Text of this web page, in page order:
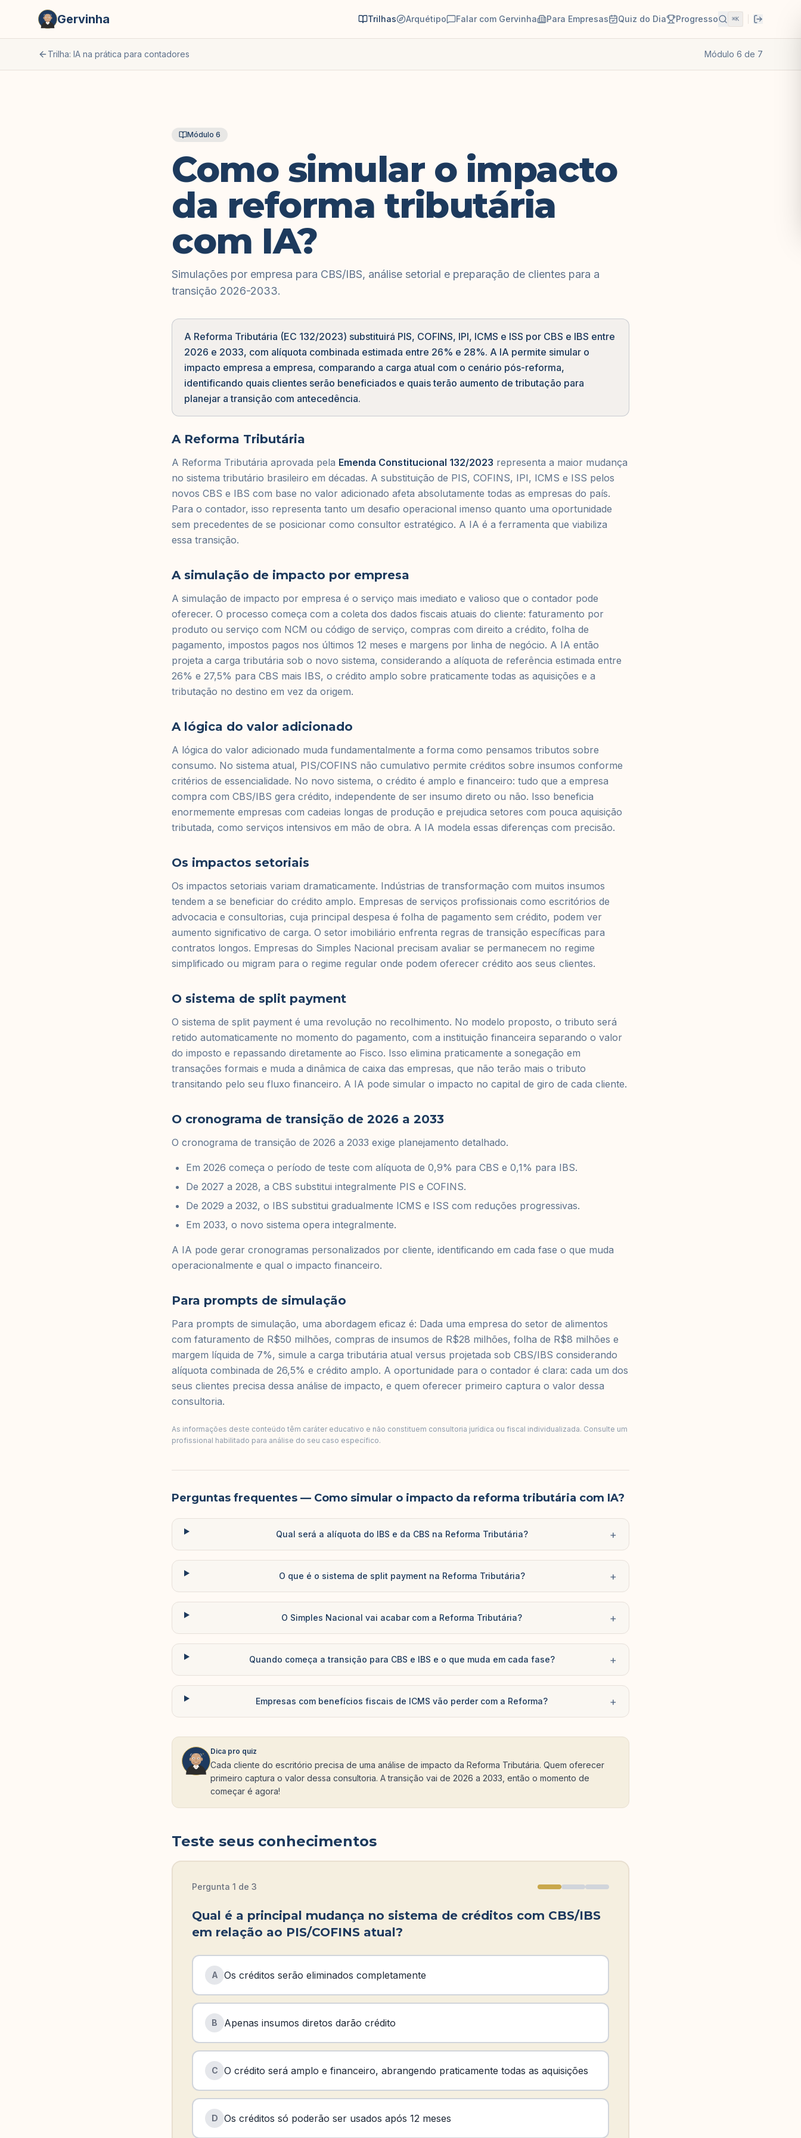
Gervinha Trilhas Arquétipo Falar com Gervinha Para Empresas Quiz do Dia Progresso ⌘K
Trilha: IA na prática para contadores Módulo 6 de 7
Módulo 6
Como simular o impacto
da reforma tributária
com IA?
Simulações por empresa para CBS/IBS, análise setorial e preparação de clientes para a
transição 2026-2033.
A Reforma Tributária (EC 132/2023) substituirá PIS, COFINS, IPI, ICMS e ISS por CBS e IBS entre
2026 e 2033, com alíquota combinada estimada entre 26% e 28%. A IA permite simular o
impacto empresa a empresa, comparando a carga atual com o cenário pós-reforma,
identificando quais clientes serão beneficiados e quais terão aumento de tributação para
planejar a transição com antecedência.
A Reforma Tributária
A Reforma Tributária aprovada pela Emenda Constitucional 132/2023 representa a maior mudança
no sistema tributário brasileiro em décadas. A substituição de PIS, COFINS, IPI, ICMS e ISS pelos
novos CBS e IBS com base no valor adicionado afeta absolutamente todas as empresas do país.
Para o contador, isso representa tanto um desafio operacional imenso quanto uma oportunidade
sem precedentes de se posicionar como consultor estratégico. A IA é a ferramenta que viabiliza
essa transição.
A simulação de impacto por empresa
A simulação de impacto por empresa é o serviço mais imediato e valioso que o contador pode
oferecer. O processo começa com a coleta dos dados fiscais atuais do cliente: faturamento por
produto ou serviço com NCM ou código de serviço, compras com direito a crédito, folha de
pagamento, impostos pagos nos últimos 12 meses e margens por linha de negócio. A IA então
projeta a carga tributária sob o novo sistema, considerando a alíquota de referência estimada entre
26% e 27,5% para CBS mais IBS, o crédito amplo sobre praticamente todas as aquisições e a
tributação no destino em vez da origem.
A lógica do valor adicionado
A lógica do valor adicionado muda fundamentalmente a forma como pensamos tributos sobre
consumo. No sistema atual, PIS/COFINS não cumulativo permite créditos sobre insumos conforme
critérios de essencialidade. No novo sistema, o crédito é amplo e financeiro: tudo que a empresa
compra com CBS/IBS gera crédito, independente de ser insumo direto ou não. Isso beneficia
enormemente empresas com cadeias longas de produção e prejudica setores com pouca aquisição
tributada, como serviços intensivos em mão de obra. A IA modela essas diferenças com precisão.
Os impactos setoriais
Os impactos setoriais variam dramaticamente. Indústrias de transformação com muitos insumos
tendem a se beneficiar do crédito amplo. Empresas de serviços profissionais como escritórios de
advocacia e consultorias, cuja principal despesa é folha de pagamento sem crédito, podem ver
aumento significativo de carga. O setor imobiliário enfrenta regras de transição específicas para
contratos longos. Empresas do Simples Nacional precisam avaliar se permanecem no regime
simplificado ou migram para o regime regular onde podem oferecer crédito aos seus clientes.
O sistema de split payment
O sistema de split payment é uma revolução no recolhimento. No modelo proposto, o tributo será
retido automaticamente no momento do pagamento, com a instituição financeira separando o valor
do imposto e repassando diretamente ao Fisco. Isso elimina praticamente a sonegação em
transações formais e muda a dinâmica de caixa das empresas, que não terão mais o tributo
transitando pelo seu fluxo financeiro. A IA pode simular o impacto no capital de giro de cada cliente.
O cronograma de transição de 2026 a 2033
O cronograma de transição de 2026 a 2033 exige planejamento detalhado.
Em 2026 começa o período de teste com alíquota de 0,9% para CBS e 0,1% para IBS.
De 2027 a 2028, a CBS substitui integralmente PIS e COFINS.
De 2029 a 2032, o IBS substitui gradualmente ICMS e ISS com reduções progressivas.
Em 2033, o novo sistema opera integralmente.
A IA pode gerar cronogramas personalizados por cliente, identificando em cada fase o que muda
operacionalmente e qual o impacto financeiro.
Para prompts de simulação
Para prompts de simulação, uma abordagem eficaz é: Dada uma empresa do setor de alimentos
com faturamento de R$50 milhões, compras de insumos de R$28 milhões, folha de R$8 milhões e
margem líquida de 7%, simule a carga tributária atual versus projetada sob CBS/IBS considerando
alíquota combinada de 26,5% e crédito amplo. A oportunidade para o contador é clara: cada um dos
seus clientes precisa dessa análise de impacto, e quem oferecer primeiro captura o valor dessa
consultoria.
As informações deste conteúdo têm caráter educativo e não constituem consultoria jurídica ou fiscal individualizada. Consulte um
profissional habilitado para análise do seu caso específico.
Perguntas frequentes — Como simular o impacto da reforma tributária com IA?
Qual será a alíquota do IBS e da CBS na Reforma Tributária? +
O que é o sistema de split payment na Reforma Tributária? +
O Simples Nacional vai acabar com a Reforma Tributária? +
Quando começa a transição para CBS e IBS e o que muda em cada fase? +
Empresas com benefícios fiscais de ICMS vão perder com a Reforma? +
Dica pro quiz
Cada cliente do escritório precisa de uma análise de impacto da Reforma Tributária. Quem oferecer
primeiro captura o valor dessa consultoria. A transição vai de 2026 a 2033, então o momento de
começar é agora!
Teste seus conhecimentos
Pergunta 1 de 3
Qual é a principal mudança no sistema de créditos com CBS/IBS
em relação ao PIS/COFINS atual?
A Os créditos serão eliminados completamente
B Apenas insumos diretos darão crédito
C O crédito será amplo e financeiro, abrangendo praticamente todas as aquisições
D Os créditos só poderão ser usados após 12 meses